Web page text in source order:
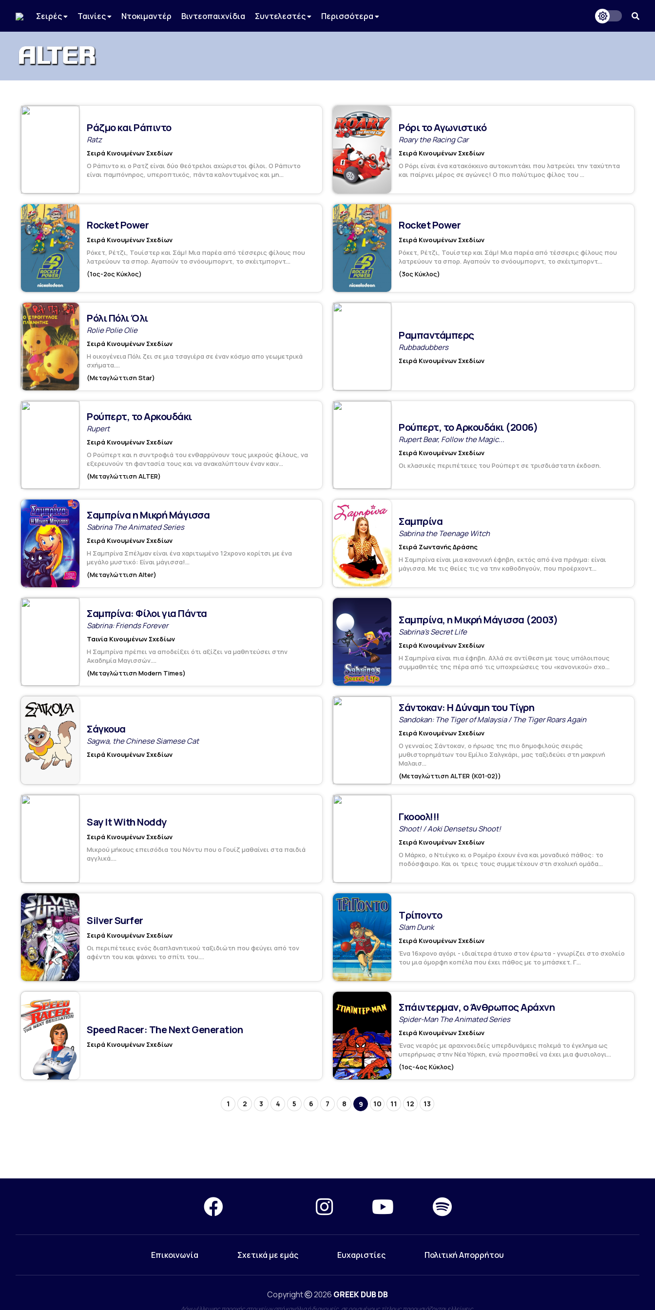
Σειρές Ταινίες Ντοκιμαντέρ Βιντεοπαιχνίδια Συντελεστές Περισσότερα
Ράζμο και Ράπιντο
Ratz
Σειρά Κινουμένων Σχεδίων
Ο Ράπιντο κι ο Ρατζ είναι δύο θεότρελοι αχώριστοι φίλοι. Ο Ράπιντο
είναι παμπόνηρος, υπεροπτικός, πάντα καλοντυμένος και μη...
Ρόρι το Αγωνιστικό
Roary the Racing Car
Σειρά Κινουμένων Σχεδίων
Ο Ρόρι είναι ένα κατακόκκινο αυτοκινητάκι που λατρεύει την ταχύτητα
και παίρνει μέρος σε αγώνες! Ο πιο πολύτιμος φίλος του ...
Rocket Power
Σειρά Κινουμένων Σχεδίων
Ρόκετ, Ρέτζι, Τουίστερ και Σάμ! Μια παρέα από τέσσερις φίλους που
λατρεύουν τα σπορ. Αγαπούν το σνόουμπορντ, το σκέιτμπορντ...
(1ος-2ος Κύκλος)
Rocket Power
Σειρά Κινουμένων Σχεδίων
Ρόκετ, Ρέτζι, Τουίστερ και Σάμ! Μια παρέα από τέσσερις φίλους που
λατρεύουν τα σπορ. Αγαπούν το σνόουμπορντ, το σκέιτμπορντ...
(3ος Κύκλος)
Ρόλι Πόλι Όλι
Rolie Polie Olie
Σειρά Κινουμένων Σχεδίων
Η οικογένεια Πόλι ζει σε μια τσαγιέρα σε έναν κόσμο απο γεωμετρικά
σχήματα....
(Μεταγλώττιση Star)
Ραμπαντάμπερς
Rubbadubbers
Σειρά Κινουμένων Σχεδίων
Ρούπερτ, το Αρκουδάκι
Rupert
Σειρά Κινουμένων Σχεδίων
Ο Ρούπερτ και η συντροφιά του ενθαρρύνουν τους μικρούς φίλους, να
εξερευνούν τη φαντασία τους και να ανακαλύπτουν έναν καιν...
(Μεταγλώττιση ALTER)
Ρούπερτ, το Αρκουδάκι (2006)
Rupert Bear, Follow the Magic...
Σειρά Κινουμένων Σχεδίων
Οι κλασικές περιπέτειες του Ρούπερτ σε τρισδιάστατη έκδοση.
Σαμπρίνα η Μικρή Μάγισσα
Sabrina The Animated Series
Σειρά Κινουμένων Σχεδίων
Η Σαμπρίνα Σπέλμαν είναι ένα χαριτωμένο 12χρονο κορίτσι με ένα
μεγάλο μυστικό: Είναι μάγισσα!...
(Μεταγλώττιση Alter)
Σαμπρίνα
Sabrina the Teenage Witch
Σειρά Ζωντανής Δράσης
Η Σαμπρίνα είναι μια κανονική έφηβη, εκτός από ένα πράγμα: είναι
μάγισσα. Με τις θείες τις να την καθοδηγούν, που προέρχοντ...
Σαμπρίνα: Φίλοι για Πάντα
Sabrina: Friends Forever
Ταινία Κινουμένων Σχεδίων
Η Σαμπρίνα πρέπει να αποδείξει ότι αξίζει να μαθητεύσει στην
Ακαδημία Μαγισσών....
(Μεταγλώττιση Modern Times)
Σαμπρίνα, η Μικρή Μάγισσα (2003)
Sabrina's Secret Life
Σειρά Κινουμένων Σχεδίων
Η Σαμπρίνα είναι πια έφηβη. Αλλά σε αντίθεση με τους υπόλοιπους
συμμαθητές της πέρα από τις υποχρεώσεις του «κανονικού» σχο...
Σάγκουα
Sagwa, the Chinese Siamese Cat
Σειρά Κινουμένων Σχεδίων
Σάντοκαν: Η Δύναμη του Τίγρη
Sandokan: The Tiger of Malaysia / The Tiger Roars Again
Σειρά Κινουμένων Σχεδίων
Ο γενναίος Σάντοκαν, ο ήρωας της πιο δημοφιλούς σειράς
μυθιστορημάτων του Εμίλιο Σαλγκάρι, μας ταξιδεύει στη μακρινή
Μαλαισ...
(Μεταγλώττιση ALTER (Κ01-02))
Say It With Noddy
Σειρά Κινουμένων Σχεδίων
Μικρού μήκους επεισόδια του Νόντυ που ο Γουίζ μαθαίνει στα παιδιά
αγγλικά....
Γκοοολ!!!
Shoot! / Aoki Densetsu Shoot!
Σειρά Κινουμένων Σχεδίων
Ο Μάρκο, ο Ντιέγκο κι ο Ρομέρο έχουν ένα και μοναδικό πάθος: το
ποδόσφαιρο. Και οι τρεις τους συμμετέχουν στη σχολική ομάδα...
Silver Surfer
Σειρά Κινουμένων Σχεδίων
Οι περιπέτειες ενός διαπλανητικού ταξιδιώτη που φεύγει από τον
αφέντη του και ψάχνει το σπίτι του....
Τρίποντο
Slam Dunk
Σειρά Κινουμένων Σχεδίων
Ένα 16χρονο αγόρι - ιδιαίτερα άτυχο στον έρωτα - γνωρίζει στο σχολείο
του μια όμορφη κοπέλα που έχει πάθος με το μπάσκετ. Γ...
Speed Racer: The Next Generation
Σειρά Κινουμένων Σχεδίων
Σπάιντερμαν, ο Άνθρωπος Αράχνη
Spider-Man The Animated Series
Σειρά Κινουμένων Σχεδίων
Ένας νεαρός με αραχνοειδείς υπερδυνάμεις πολεμά το έγκλημα ως
υπερήρωας στην Νέα Υόρκη, ενώ προσπαθεί να έχει μια φυσιολογι...
(1ος-4ος Κύκλος)
1 2 3 4 5 6 7 8 9 10 11 12 13
Επικοινωνία Σχετικά με εμάς Ευχαριστίες Πολιτική Απορρήτου
Copyright 2026 GREEK DUB DB